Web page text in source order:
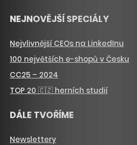
NEJNOVĚJŠÍ SPECIÁLY
Nejvlivnější CEOs na LinkedInu
100 největších e-shopů v Česku
CC25 – 2024
TOP 20 🇨🇿 herních studií
DÁLE TVOŘÍME
Newslettery